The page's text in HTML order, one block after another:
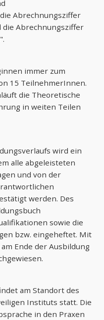
Abrechnungsziffer
Abrechnungsziffer
immer zum
15 TeilnehmerInnen.
die Theoretische
in weiten Teilen
wird ein
alle abgeleisteten
und von der
werden. Des
sowie die
bzw. eingeheftet. Mit
Ende der Ausbildung
am Standort des
Instituts statt. Die
in den Praxen